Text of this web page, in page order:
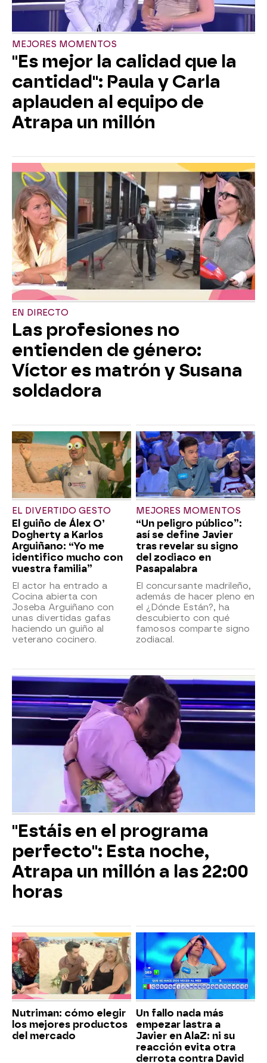
MEJORES MOMENTOS
"Es mejor la calidad que la
cantidad": Paula y Carla
aplauden al equipo de
Atrapa un millón
EN DIRECTO
Las profesiones no
entienden de género:
Víctor es matrón y Susana
soldadora
EL DIVERTIDO GESTO
El guiño de Álex O’
Dogherty a Karlos
Arguiñano: “Yo me
identifico mucho con
vuestra familia”
El actor ha entrado a
Cocina abierta con
Joseba Arguiñano con
unas divertidas gafas
haciendo un guiño al
veterano cocinero.
MEJORES MOMENTOS
“Un peligro público”:
así se define Javier
tras revelar su signo
del zodiaco en
Pasapalabra
El concursante madrileño,
además de hacer pleno en
el ¿Dónde Están?, ha
descubierto con qué
famosos comparte signo
zodiacal.
"Estáis en el programa
perfecto": Esta noche,
Atrapa un millón a las 22:00
horas
Nutriman: cómo elegir
los mejores productos
del mercado
Un fallo nada más
empezar lastra a
Javier en AlaZ: ni su
reacción evita otra
derrota contra David